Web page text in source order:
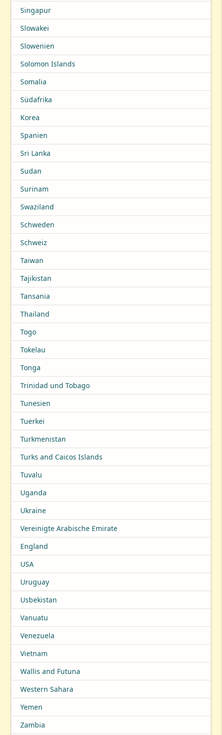
Singapur
Slowakei
Slowenien
Solomon Islands
Somalia
Südafrika
Korea
Spanien
Sri Lanka
Sudan
Surinam
Swaziland
Schweden
Schweiz
Taiwan
Tajikistan
Tansania
Thailand
Togo
Tokelau
Tonga
Trinidad und Tobago
Tunesien
Tuerkei
Turkmenistan
Turks and Caicos Islands
Tuvalu
Uganda
Ukraine
Vereinigte Arabische Emirate
England
USA
Uruguay
Usbekistan
Vanuatu
Venezuela
Vietnam
Wallis and Futuna
Western Sahara
Yemen
Zambia